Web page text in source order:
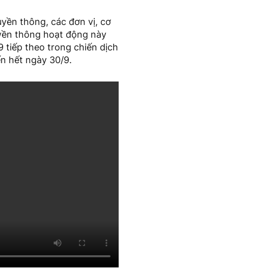
thông, các đơn vị, cơ
thông hoạt động này
tiếp theo trong chiến dịch
hết ngày 30/9.